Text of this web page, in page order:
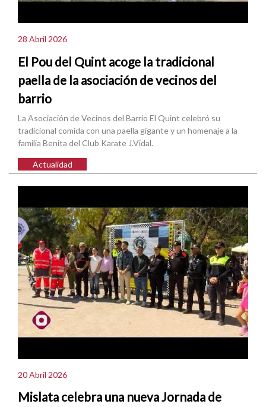
28 Abril 2026
El Pou del Quint acoge la tradicional
paella de la asociación de vecinos del
barrio
La Asociación de Vecinos del Barrio El Quint celebró su
tradicional comida con una paella gigante y un homenaje a la
familia Benita del Club Karate J.Vidal.
Actualidad
20 Abril 2026
Mislata celebra una nueva Jornada de